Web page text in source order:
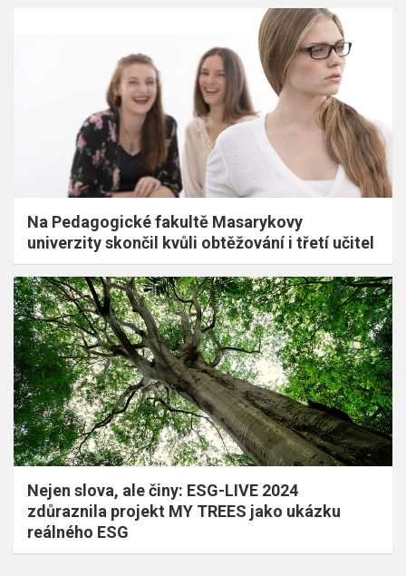
Na Pedagogické fakultě Masarykovy
univerzity skončil kvůli obtěžování i třetí učitel
Nejen slova, ale činy: ESG-LIVE 2024
zdůraznila projekt MY TREES jako ukázku
reálného ESG